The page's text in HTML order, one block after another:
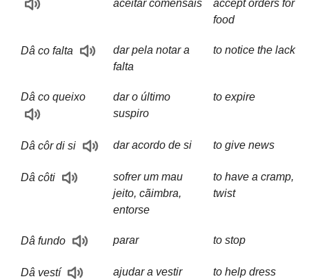
aceitar comensais
accept orders for
food
Dâ co falta
dar pela notar a
falta
to notice the lack
Dâ co queixo
dar o último
suspiro
to expire
Dâ côr di si dar acordo de si to give news
Dâ côti
sofrer um mau
jeito, cãimbra,
entorse
to have a cramp,
twist
Dâ fundo parar to stop
Dâ vestí ajudar a vestir to help dress